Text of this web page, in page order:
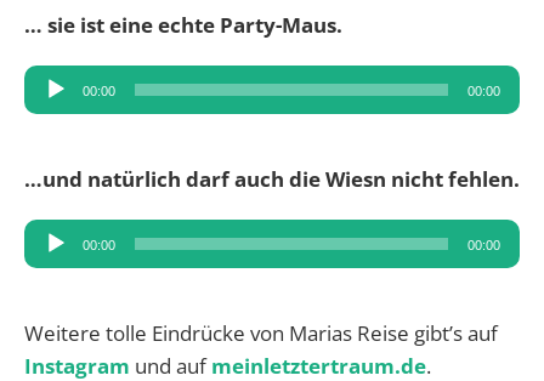
… sie ist eine echte Party-Maus.
Audio-
Player
00:00 00:00
…und natürlich darf auch die Wiesn nicht fehlen.
Audio-
Player
00:00 00:00
Weitere tolle Eindrücke von Marias Reise gibt’s auf
Instagram und aufmeinletztertraum.de.